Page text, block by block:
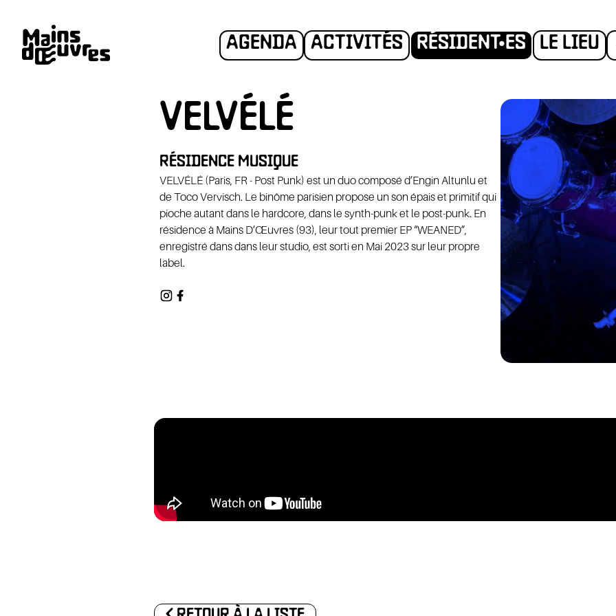
AGENDA ACTIVITÉS RÉSIDENT•ES LE LIEU
VELVÉLÉ
RÉSIDENCE MUSIQUE
VELVÉLÉ (Paris, FR - Post Punk) est un duo composé d’Engin Altunlu et
de Toco Vervisch. Le binôme parisien propose un son épais et primitif qui
pioche autant dans le hardcore, dans le synth-punk et le post-punk. En
résidence à Mains D’Œuvres (93), leur tout premier EP “WEANED”,
enregistré dans dans leur studio, est sorti en Mai 2023 sur leur propre
label.